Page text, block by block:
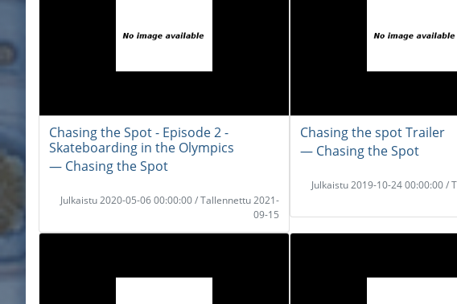
Chasing the Spot - Episode 2 -
Skateboarding in the Olympics
― Chasing the Spot
Julkaistu 2020-05-06 00:00:00 / Tallennettu 2021-
09-15
Chasing the spot Trailer
― Chasing the Spot
Julkaistu 2019-10-24 00:00:00 /